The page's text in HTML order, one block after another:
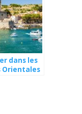
dans les
Orientales